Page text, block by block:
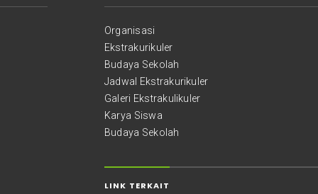
Organisasi
Ekstrakurikuler
Budaya Sekolah
Jadwal Ekstrakurikuler
Galeri Ekstrakulikuler
Karya Siswa
Budaya Sekolah
LINK TERKAIT